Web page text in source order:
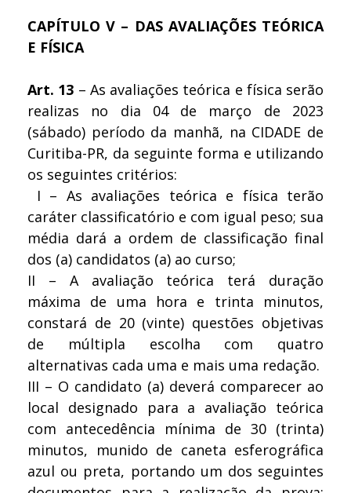
CAPÍTULO V – DAS AVALIAÇÕES TEÓRICA
E FÍSICA
Art. 13 – As avaliações teórica e física serão
realizas no dia 04 de março de 2023
(sábado) período da manhã, na CIDADE de
Curitiba-PR, da seguinte forma e utilizando
os seguintes critérios:
I – As avaliações teórica e física terão
caráter classificatório e com igual peso; sua
média dará a ordem de classificação final
dos (a) candidatos (a) ao curso;
II – A avaliação teórica terá duração
máxima de uma hora e trinta minutos,
constará de 20 (vinte) questões objetivas
de múltipla escolha com quatro
alternativas cada uma e mais uma redação.
III – O candidato (a) deverá comparecer ao
local designado para a avaliação teórica
com antecedência mínima de 30 (trinta)
minutos, munido de caneta esferográfica
azul ou preta, portando um dos seguintes